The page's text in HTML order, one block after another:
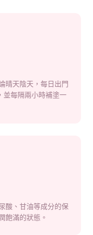
晴天陰天，每日出門
並每隔兩小時補塗一
酸、甘油等成分的保
飽滿的狀態。